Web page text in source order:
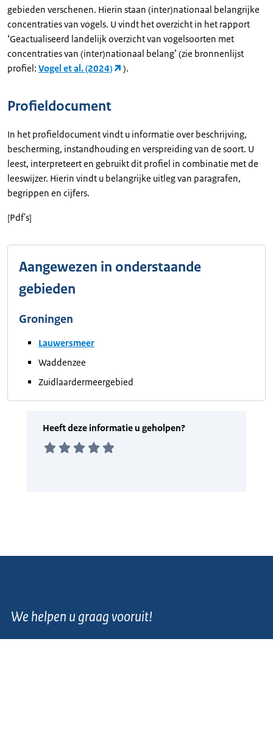
gebieden verschenen. Hierin staan (inter)nationaal belangrijke
concentraties van vogels. U vindt het overzicht in het rapport
‘Geactualiseerd landelijk overzicht van vogelsoorten met
concentraties van (inter)nationaal belang’ (zie bronnenlijst
profiel: Vogel et al. (2024) ).
Profieldocument
In het profieldocument vindt u informatie over beschrijving,
bescherming, instandhouding en verspreiding van de soort. U
leest, interpreteert en gebruikt dit profiel in combinatie met de
leeswijzer. Hierin vindt u belangrijke uitleg van paragrafen,
begrippen en cijfers.
[Pdf's]
Aangewezen in onderstaande
gebieden
Groningen
Lauwersmeer
Waddenzee
Zuidlaardermeergebied
We helpen u graag vooruit!